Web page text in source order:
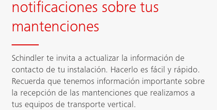
notificaciones sobre tus
mantenciones
Schindler te invita a actualizar la información de
contacto de tu instalación. Hacerlo es fácil y rápido.
Recuerda que tenemos información importante sobre
la recepción de las mantenciones que realizamos a
tus equipos de transporte vertical.